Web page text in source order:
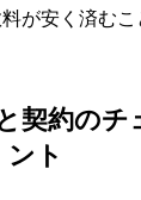
が安く済むこ
契約のチ
ント